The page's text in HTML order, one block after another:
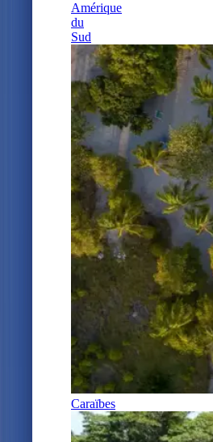
Amérique
du
Sud
Caraïbes